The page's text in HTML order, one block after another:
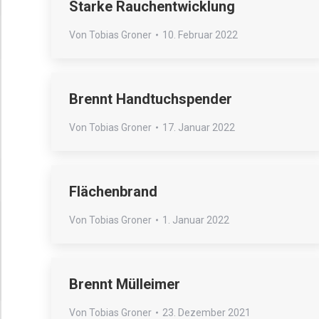
Starke Rauchentwicklung
Von Tobias Groner 10. Februar 2022
Brennt Handtuchspender
Von Tobias Groner 17. Januar 2022
Flächenbrand
Von Tobias Groner 1. Januar 2022
Brennt Mülleimer
Von Tobias Groner 23. Dezember 2021